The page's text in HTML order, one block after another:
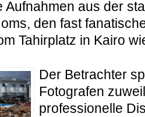
Aufnahmen aus der
den fast
Tahirplatz in Kairo
Der Betrachter
Fotografen
professionelle